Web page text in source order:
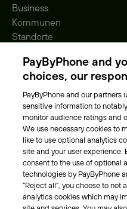
Business
Kommunen
Standorte
Park-Vignette
Über Uns
Unser Team
Karriere
Presse
Blog
Kontakt & Hilfe
PayByPhone and
choices, our
PayByPhone and our partners
sensitive information to
monitor audience ratings and
We use necessary cookies to
like to use optional analytics
site and your user experience.
consent to the use of optional
technologies by PayByPhone
“Reject all”, you choose to not
analytics cookies which may